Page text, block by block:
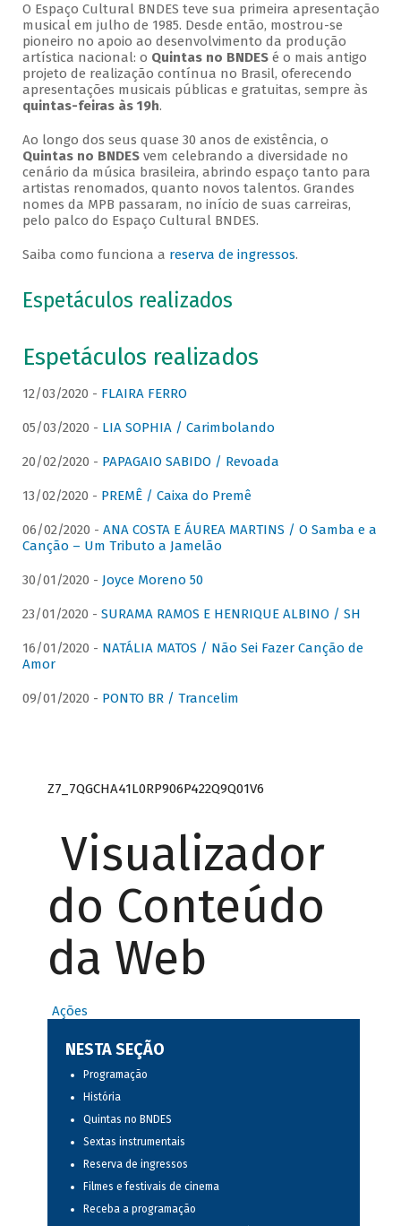
O Espaço Cultural BNDES teve sua primeira apresentação
musical em julho de 1985. Desde então, mostrou-se
pioneiro no apoio ao desenvolvimento da produção
artística nacional: o Quintas no BNDESé o mais antigo
projeto de realização contínua no Brasil, oferecendo
apresentações musicais públicas e gratuitas, sempre às
quintas-feiras às 19h.
Ao longo dos seus quase 30 anos de existência, o
Quintas no BNDESvem celebrando a diversidade no
cenário da música brasileira, abrindo espaço tanto para
artistas renomados, quanto novos talentos. Grandes
nomes da MPB passaram, no início de suas carreiras,
pelo palco do Espaço Cultural BNDES.
Saiba como funciona a reserva de ingressos.
Espetáculos realizados
Espetáculos realizados
12/03/2020 - FLAIRA FERRO
05/03/2020 - LIA SOPHIA / Carimbolando
20/02/2020 - PAPAGAIO SABIDO / Revoada
13/02/2020 - PREMÊ / Caixa do Premê
06/02/2020 - ANA COSTA E ÁUREA MARTINS / O Samba e a
Canção – Um Tributo a Jamelão
30/01/2020 - Joyce Moreno 50
23/01/2020 - SURAMA RAMOS E HENRIQUE ALBINO / SH
16/01/2020 - NATÁLIA MATOS / Não Sei Fazer Canção de
Amor
09/01/2020 - PONTO BR / Trancelim
Z7_7QGCHA41L0RP906P422Q9Q01V6
Visualizador
do Conteúdo
da Web
Ações
NESTA SEÇÃO
Programação
História
Quintas no BNDES
Sextas instrumentais
Reserva de ingressos
Filmes e festivais de cinema
Receba a programação